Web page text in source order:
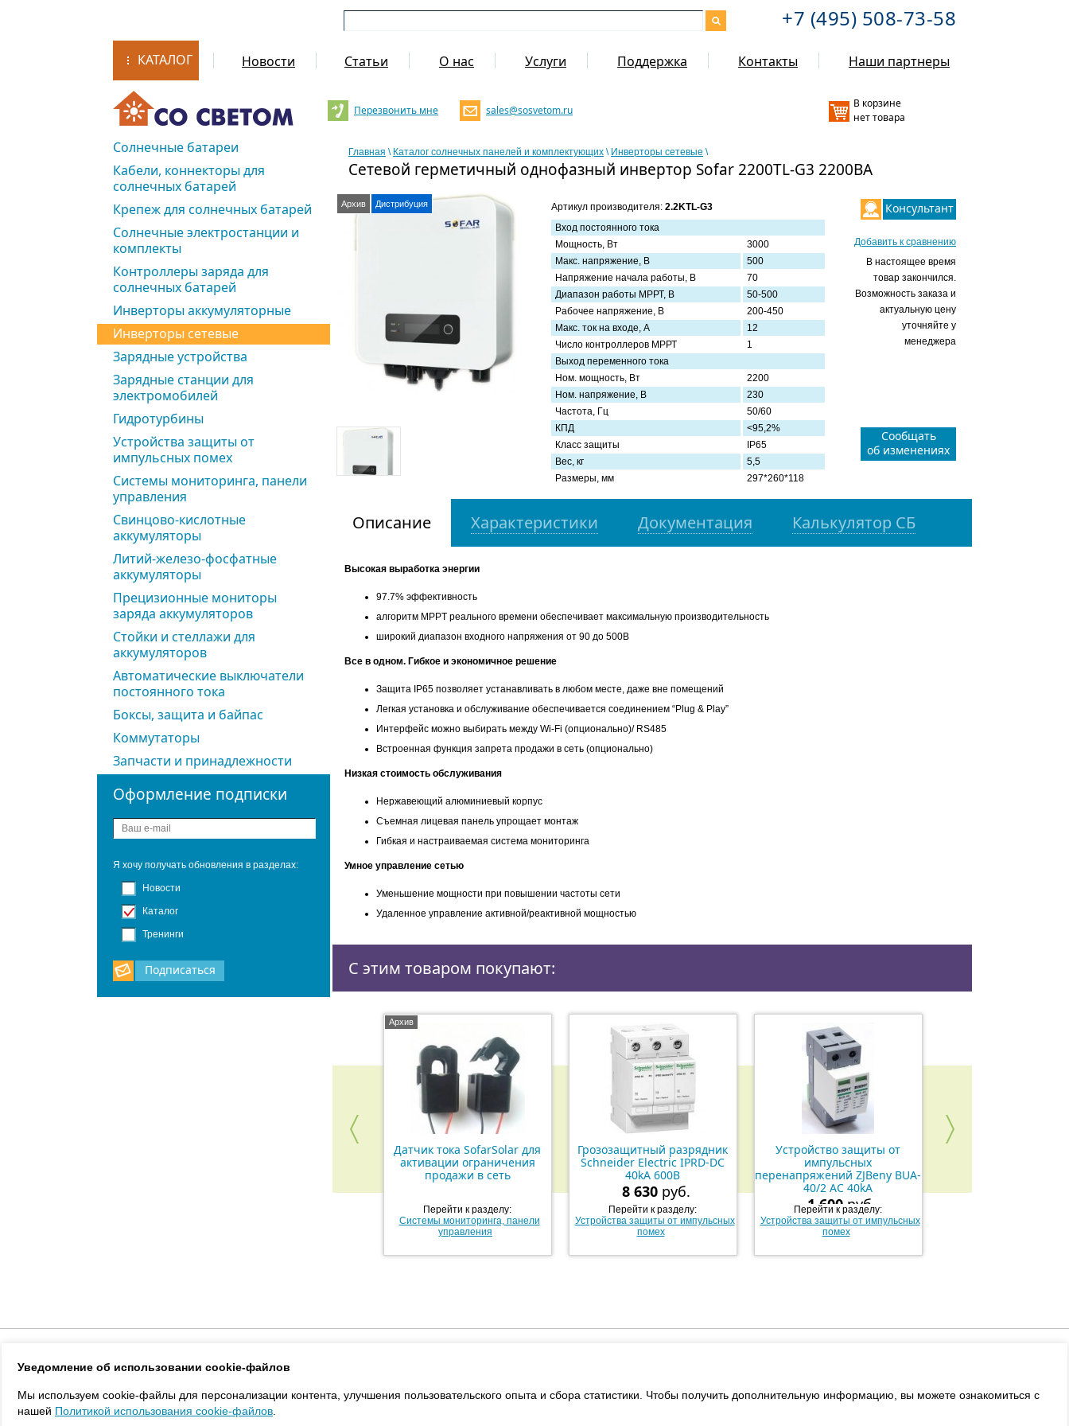
+7 (495) 508-73-58
КАТАЛОГ Новости Статьи О нас Услуги Поддержка Контакты Наши партнеры
В корзине
нет товара
Перезвонить мне sales@sosvetom.ru
Солнечные батареи
Кабели, коннекторы для
солнечных батарей
Крепеж для солнечных батарей
Солнечные электростанции и
комплекты
Контроллеры заряда для
солнечных батарей
Инверторы аккумуляторные
Инверторы сетевые
Зарядные устройства
Зарядные станции для
электромобилей
Гидротурбины
Устройства защиты от
импульсных помех
Системы мониторинга, панели
управления
Свинцово-кислотные
аккумуляторы
Литий-железо-фосфатные
аккумуляторы
Прецизионные мониторы
заряда аккумуляторов
Стойки и стеллажи для
аккумуляторов
Автоматические выключатели
постоянного тока
Боксы, защита и байпас
Коммутаторы
Запчасти и принадлежности
Оформление подписки
Я хочу получать обновления в разделах:
Новости
Каталог
Тренинги
Подписаться
Главная \ Каталог солнечных панелей и комплектующих \ Инверторы сетевые \
Сетевой герметичный однофазный инвертор Sofar 2200TL-G3 2200ВА
Архив Дистрибуция Консультант
Добавить к сравнению
В настоящее время
товар закончился.
Возможность заказа и
актуальную цену
уточняйте у
менеджера
Артикул производителя: 2.2KTL-G3
Вход постоянного тока
Мощность, Вт
3000
Макс. напряжение, В
500
Напряжение начала работы, В
70
Диапазон работы МРРТ, В
50-500
Рабочее напряжение, В
200-450
Макс. ток на входе, А
12
Число контроллеров МРРТ
1
Выход переменного тока
Ном. мощность, Вт
2200
Ном. напряжение, В
230
Частота, Гц
50/60
КПД
<95,2%
Класс защиты
IP65
Вес, кг
5,5
Размеры, мм
297*260*118
Сообщать
об изменениях
Описание Характеристики Документация Калькулятор СБ
Высокая выработка энергии
97.7% эффективность
алгоритм MPPT реального времени обеспечивает максимальную производительность
широкий диапазон входного напряжения от 90 до 500В
Все в одном. Гибкое и экономичное решение
Защита IP65 позволяет устанавливать в любом месте, даже вне помещений
Легкая установка и обслуживание обеспечивается соединением “Plug & Play”
Интерфейс можно выбирать между Wi-Fi (опционально)/ RS485
Встроенная функция запрета продажи в сеть (опционально)
Низкая стоимость обслуживания
Нержавеющий алюминиевый корпус
Съемная лицевая панель упрощает монтаж
Гибкая и настраиваемая система мониторинга
Умное управление сетью
Уменьшение мощности при повышении частоты сети
Удаленное управление активной/реактивной мощностью
С этим товаром покупают:
Архив
Датчик тока SofarSolar для
активации ограничения
продажи в сеть
Перейти к разделу:
Системы мониторинга, панели
управления
Грозозащитный разрядник
Schneider Electric IPRD-DC
40kA 600В
8 630 руб.
Перейти к разделу:
Устройства защиты от импульсных
помех
Устройство защиты от
импульсных
перенапряжений ZJBeny BUA-
40/2 AC 40kA
1 600руб.
Перейти к разделу:
Устройства защиты от импульсных
помех
Каталог Новости Статьи
© РУС ООО «Энергетический центр» 2009-2026
Уведомление об использовании cookie-файлов
Мы используем cookie-файлы для персонализации контента, улучшения пользовательского опыта и сбора статистики. Чтобы получить дополнительную информацию, вы можете ознакомиться с
нашей Политикой использования cookie-файлов